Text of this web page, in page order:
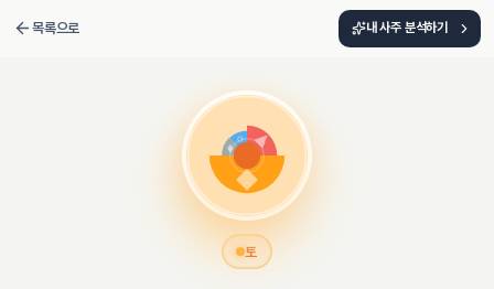
목록으로 내 사주 분석하기
토